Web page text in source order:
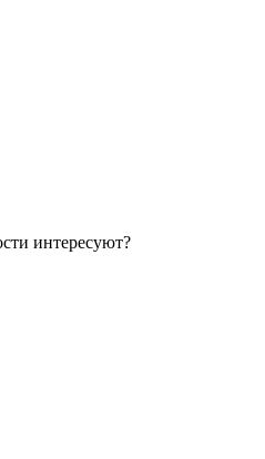
интересуют?